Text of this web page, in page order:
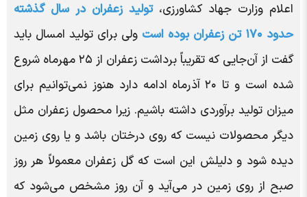
اعلام وزارت جهاد کشاورزی،تولید زعفران در سال گذشته
حدود ۱۷۰ تن زعفران بوده است
ولی برای تولید امسال باید
گفت از آن‌جایی که تقریباً برداشت زعفران از ۲۵ مهرماه شروع
شده است و تا ۲۰ آذرماه ادامه دارد هنوز نمی‌توانیم برای
میزان تولید برآوردی داشته باشیم. زیرا محصول زعفران مثل
دیگر محصولات نیست که روی درختان باشد و یا روی زمین
دیده شود و دلیلش این است که گل زعفران معمولاً هر روز
صبح از روی زمین در می‌آید و آن روز مشخص می‌شود که